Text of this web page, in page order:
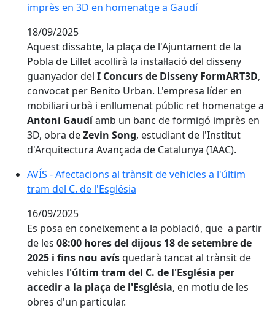
imprès en 3D en homenatge a Gaudí
18/09/2025
Aquest dissabte, la plaça de l'Ajuntament de la
Pobla de Lillet acollirà la instal·lació del disseny
guanyador del I Concurs de Disseny FormART3D,
convocat per Benito Urban. L'empresa líder en
mobiliari urbà i enllumenat públic ret homenatge a
Antoni Gaudíamb un banc de formigó imprès en
3D, obra deZevin Song, estudiant de l'Institut
d'Arquitectura Avançada de Catalunya (IAAC).
AVÍS - Afectacions al trànsit de vehicles a l'últim tram
AVÍS - Afectacions al trànsit de vehicles a l'últim
tram del C. de l'Església
16/09/2025
Es posa en coneixement a la població, que a partir
de les 08:00 hores del dijous 18 de setembre de
2025 i fins nou avísquedarà tancat al trànsit de
vehicles l'últim tram del C. de l'Església per
accedir a la plaça de l'Església, en motiu de les
obres d'un particular.